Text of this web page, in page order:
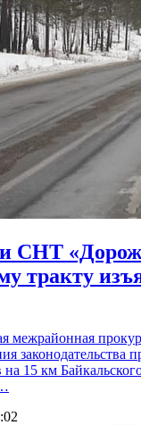
СНТ
тракту
межрайонная
законодательства
на 15 км